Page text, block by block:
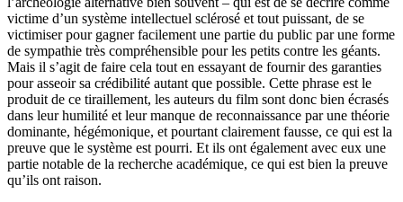
victime d’un système intellectuel sclérosé et tout puissant, de se
victimiser pour gagner facilement une partie du public par une forme
de sympathie très compréhensible pour les petits contre les géants.
Mais il s’agit de faire cela tout en essayant de fournir des garanties
pour asseoir sa crédibilité autant que possible. Cette phrase est le
produit de ce tiraillement, les auteurs du film sont donc bien écrasés
dans leur humilité et leur manque de reconnaissance par une théorie
dominante, hégémonique, et pourtant clairement fausse, ce qui est la
preuve que le système est pourri. Et ils ont également avec eux une
partie notable de la recherche académique, ce qui est bien la preuve
qu’ils ont raison.